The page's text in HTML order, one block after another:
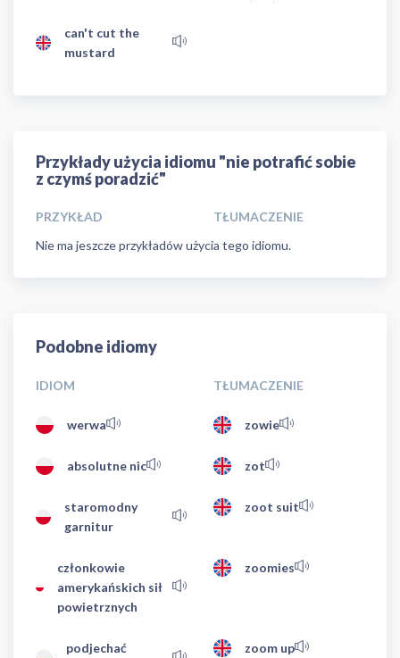
can't cut the
mustard
Przykłady użycia idiomu "nie potrafić sobie
z czymś poradzić"
PRZYKŁAD
TŁUMACZENIE
Nie ma jeszcze przykładów użycia tego idiomu.
Podobne idiomy
IDIOM TŁUMACZENIE
werwa zowie
absolutne nic zot
staromodny
garnitur
zoot suit
członkowie
amerykańskich sił
powietrznych
zoomies
podjechać
zoom up